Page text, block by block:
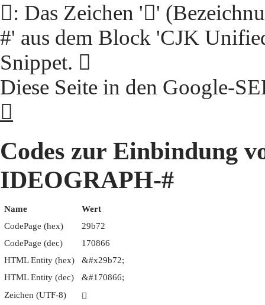
𩭲: Das Zeichen '𩭲'
#' aus dem Block 'CJK
Snippet. 𩭲
Diese Seite in den Google-
𩭲
Codes zur Einbindung
IDEOGRAPH-#
Name
Wert
CodePage (hex)
29b72
CodePage (dec)
170866
HTML Entity (hex)
&#x29b72;
HTML Entity (dec)
&#170866;
Zeichen (UTF-8)
𩭲